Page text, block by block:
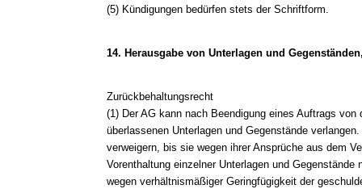
(5) Kündigungen bedürfen stets der Schriftform.
14. Herausgabe von Unterlagen und
Zurückbehaltungsrecht
(1) Der AG kann nach Beendigung eines Auftrags von
überlassenen Unterlagen und Gegenstände
verweigern, bis sie wegen ihrer Ansprüche aus dem
Vorenthaltung einzelner Unterlagen und Gegenstände
wegen verhältnismäßiger Geringfügigkeit der